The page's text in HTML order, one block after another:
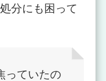
分にも困って
っていたの